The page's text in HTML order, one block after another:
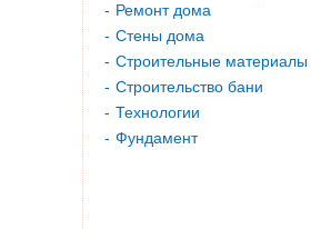
Ремонт дома
Стены дома
Строительные материалы
Строительство бани
Технологии
Фундамент